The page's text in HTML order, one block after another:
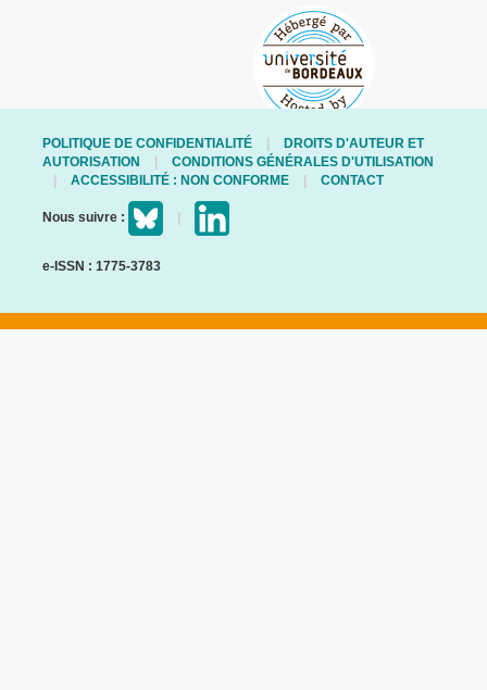
POLITIQUE DE CONFIDENTIALITÉ
DROITS D'AUTEUR ET
AUTORISATION
CONDITIONS GÉNÉRALES D'UTILISATION
ACCESSIBILITÉ : NON CONFORME
CONTACT
Nous suivre :
e-ISSN : 1775-3783